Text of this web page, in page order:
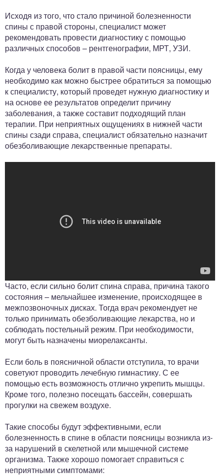
Исходя из того, что стало причиной болезненности
спины с правой стороны, специалист может
рекомендовать провести диагностику с помощью
различных способов – рентгенографии, МРТ, УЗИ.
Когда у человека болит в правой части поясницы, ему
необходимо как можно быстрее обратиться за помощью
к специалисту, который проведет нужную диагностику и
на основе ее результатов определит причину
заболевания, а также составит подходящий план
терапии. При неприятных ощущениях в нижней части
спины сзади справа, специалист обязательно назначит
обезболивающие лекарственные препараты.
Это интересно: Мазь от остеохондроза шейного,
грудного и поясничного отдела позвоночника
Часто, если сильно болит спина справа, причина такого
состояния – мельчайшее изменение, происходящее в
межпозвоночных дисках. Тогда врач рекомендует не
только принимать обезболивающие лекарства, но и
соблюдать постельный режим. При необходимости,
могут быть назначены миорелаксанты.
Если боль в поясничной области отступила, то врачи
советуют проводить лечебную гимнастику. С ее
помощью есть возможность отлично укрепить мышцы.
Кроме того, полезно посещать бассейн, совершать
прогулки на свежем воздухе.
Такие способы будут эффективными, если
болезненность в спине в области поясницы возникла из-
за нарушений в скелетной или мышечной системе
организма. Также хорошо помогает справиться с
неприятными симптомами: